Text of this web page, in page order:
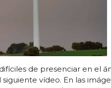
de presenciar en el
vídeo. En las